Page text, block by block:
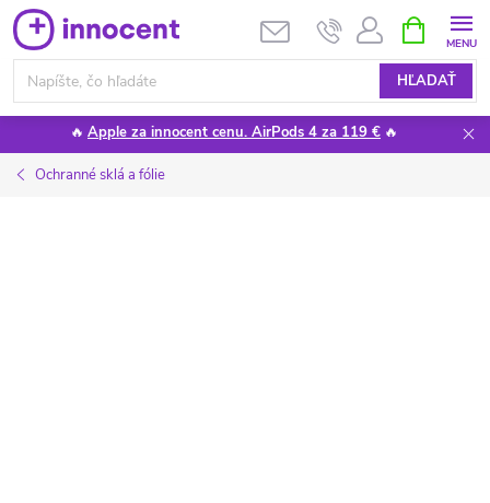
Prejsť
na
obsah
HĽADAŤ
KOŠÍK
🔥 Apple za innocent cenu. AirPods 4 za 119 € 🔥
Ochranné sklá a fólie